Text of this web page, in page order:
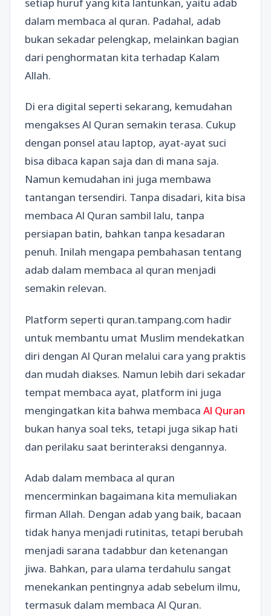
dalam membaca al quran. Padahal, adab
bukan sekadar pelengkap, melainkan bagian
dari penghormatan kita terhadap Kalam
Allah.
Di era digital seperti sekarang, kemudahan
mengakses Al Quran semakin terasa. Cukup
dengan ponsel atau laptop, ayat-ayat suci
bisa dibaca kapan saja dan di mana saja.
Namun kemudahan ini juga membawa
tantangan tersendiri. Tanpa disadari, kita bisa
membaca Al Quran sambil lalu, tanpa
persiapan batin, bahkan tanpa kesadaran
penuh. Inilah mengapa pembahasan tentang
adab dalam membaca al quran menjadi
semakin relevan.
Platform seperti quran.tampang.com hadir
untuk membantu umat Muslim mendekatkan
diri dengan Al Quran melalui cara yang praktis
dan mudah diakses. Namun lebih dari sekadar
tempat membaca ayat, platform ini juga
mengingatkan kita bahwa membaca Al Quran
bukan hanya soal teks, tetapi juga sikap hati
dan perilaku saat berinteraksi dengannya.
Adab dalam membaca al quran
mencerminkan bagaimana kita memuliakan
firman Allah. Dengan adab yang baik, bacaan
tidak hanya menjadi rutinitas, tetapi berubah
menjadi sarana tadabbur dan ketenangan
jiwa. Bahkan, para ulama terdahulu sangat
menekankan pentingnya adab sebelum ilmu,
termasuk dalam membaca Al Quran.